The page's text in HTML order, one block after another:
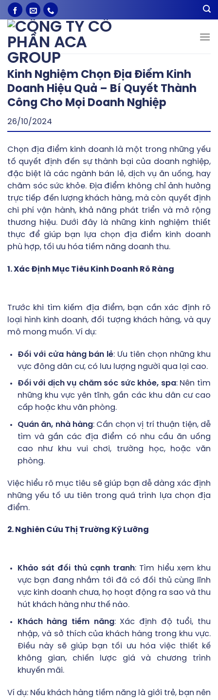
Bỏ
qua
nội
dung
Kinh Nghiệm Chọn Địa Điểm Kinh
Doanh Hiệu Quả – Bí Quyết Thành
Công Cho Mọi Doanh Nghiệp
26/10/2024
Chọn địa điểm kinh doanh là một trong những yếu
tố quyết định đến sự thành bại của doanh nghiệp,
đặc biệt là các ngành bán lẻ, dịch vụ ăn uống, hay
chăm sóc sức khỏe. Địa điểm không chỉ ảnh hưởng
trực tiếp đến lượng khách hàng, mà còn quyết định
chi phí vận hành, khả năng phát triển và mở rộng
thương hiệu. Dưới đây là những kinh nghiệm thiết
thực để giúp bạn lựa chọn địa điểm kinh doanh
phù hợp, tối ưu hóa tiềm năng doanh thu.
1. Xác Định Mục Tiêu Kinh Doanh Rõ Ràng
Trước khi tìm kiếm địa điểm, bạn cần xác định rõ
loại hình kinh doanh, đối tượng khách hàng, và quy
mô mong muốn. Ví dụ:
Đối với cửa hàng bán lẻ: Ưu tiên chọn những khu
vực đông dân cư, có lưu lượng người qua lại cao.
Đối với dịch vụ chăm sóc sức khỏe, spa: Nên tìm
những khu vực yên tĩnh, gần các khu dân cư cao
cấp hoặc khu văn phòng.
Quán ăn, nhà hàng: Cần chọn vị trí thuận tiện, dễ
tìm và gần các địa điểm có nhu cầu ăn uống
cao như khu vui chơi, trường học, hoặc văn
phòng.
Việc hiểu rõ mục tiêu sẽ giúp bạn dễ dàng xác định
những yếu tố ưu tiên trong quá trình lựa chọn địa
điểm.
2. Nghiên Cứu Thị Trường Kỹ Lưỡng
Khảo sát đối thủ cạnh tranh: Tìm hiểu xem khu
vực bạn đang nhắm tới đã có đối thủ cùng lĩnh
vực kinh doanh chưa, họ hoạt động ra sao và thu
hút khách hàng như thế nào.
Khách hàng tiềm năng: Xác định độ tuổi, thu
nhập, và sở thích của khách hàng trong khu vực.
Điều này sẽ giúp bạn tối ưu hóa việc thiết kế
không gian, chiến lược giá và chương trình
khuyến mãi.
Ví dụ: Nếu khách hàng tiềm năng là giới trẻ, bạn nên